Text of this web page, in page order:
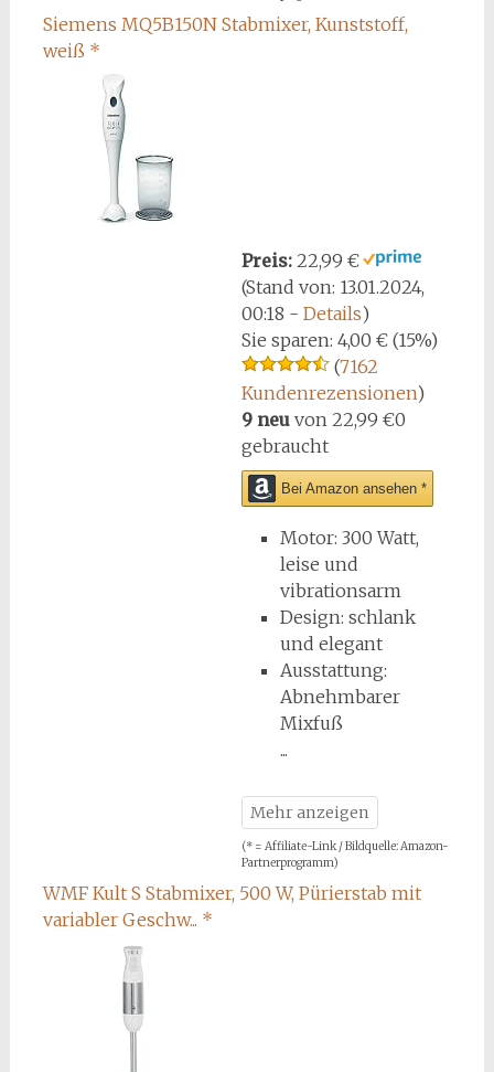
Siemens MQ5B150N Stabmixer, Kunststoff,
weiß *
Preis: 22,99 €
(Stand von: 13.01.2024,
00:18 - Details)
Sie sparen: 4,00 € (15%)
(7162
Kundenrezensionen)
9 neuvon 22,99 €0
gebraucht
Bei Amazon ansehen *
Motor: 300 Watt,
leise und
vibrationsarm
Design: schlank
und elegant
Ausstattung:
Abnehmbarer
Mixfuß
(* = Affiliate-Link / Bildquelle: Amazon-
Partnerprogramm)
WMF Kult S Stabmixer, 500 W, Pürierstab mit
variabler Geschw... *